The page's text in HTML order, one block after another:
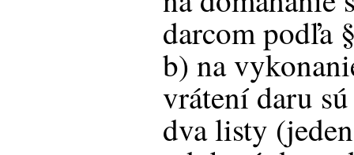
darcom podľa
b) na
vrátení daru
dva listy